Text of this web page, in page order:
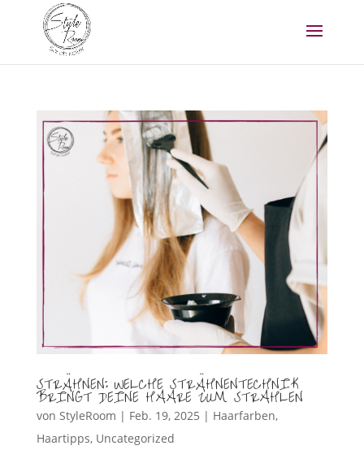
STRÄHNEN: WELCHE STRÄHNENTECHNIK
BRINGT DEINE HAARE ZUM STRAHLEN
von StyleRoom | Feb. 19, 2025 | Haarfarben,
Haartipps, Uncategorized